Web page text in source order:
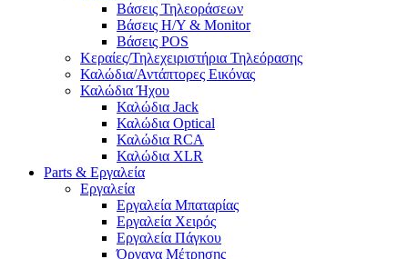
Βάσεις Τηλεοράσεων
Βάσεις Η/Υ & Monitor
Βάσεις POS
Κεραίες/Τηλεχειριστήρια Τηλεόρασης
Καλώδια/Αντάπτορες Εικόνας
Καλώδια Ήχου
Καλώδια Jack
Καλώδια Optical
Καλώδια RCA
Καλώδια XLR
Parts & Εργαλεία
Εργαλεία
Εργαλεία Μπαταρίας
Εργαλεία Χειρός
Εργαλεία Πάγκου
Όργανα Μέτρησης